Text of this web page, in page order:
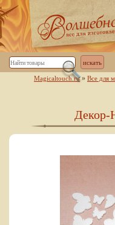
Magicaltouch.ru» Все для
Декор-